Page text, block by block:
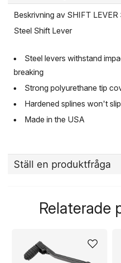
Beskrivning av SHIFT LEVER
Steel Shift Lever
Steel levers withstand
breaking
Strong polyurethane tip
Hardened splines won't
Made in the USA
Ställ en produktfråga
Namn
Relaterade